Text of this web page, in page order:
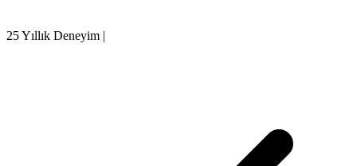
25 Yıllık Deneyim |